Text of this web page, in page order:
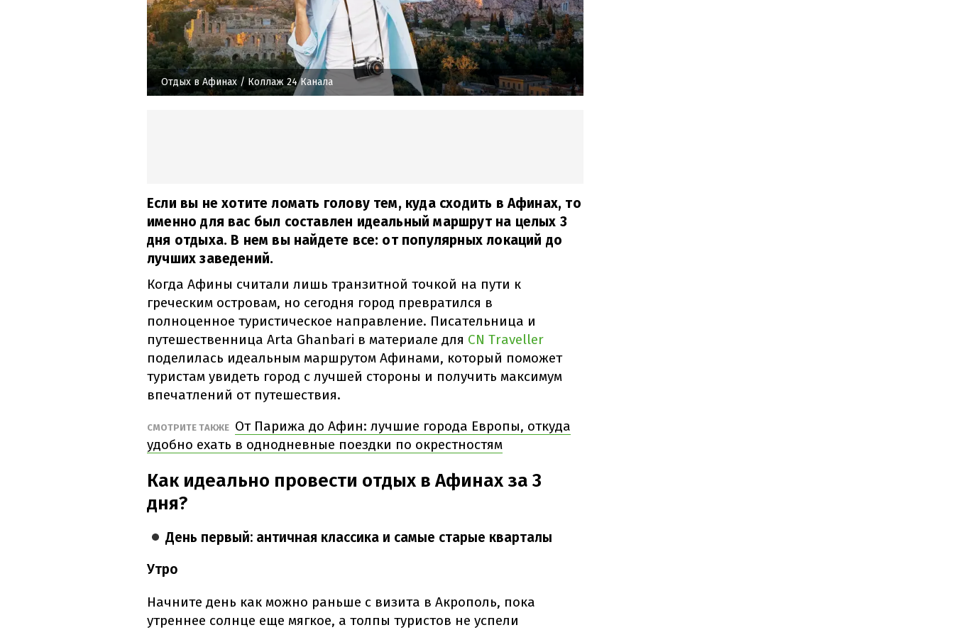
Отдых в Афинах / Коллаж 24 Канала
Если вы не хотите ломать голову тем, куда сходить в Афинах, то
именно для вас был составлен идеальный маршрут на целых 3
дня отдыха. В нем вы найдете все: от популярных локаций до
лучших заведений.
Когда Афины считали лишь транзитной точкой на пути к
греческим островам, но сегодня город превратился в
полноценное туристическое направление. Писательница и
путешественница Arta Ghanbari в материале для CN Traveller
поделилась идеальным маршрутом Афинами, который поможет
туристам увидеть город с лучшей стороны и получить максимум
впечатлений от путешествия.
СМОТРИТЕ ТАКЖЕ От Парижа до Афин: лучшие города Европы, откуда
удобно ехать в однодневные поездки по окрестностям
Как идеально провести отдых в Афинах за 3
дня?
День первый: античная классика и самые старые кварталы
Утро
Начните день как можно раньше с визита в Акрополь, пока
утреннее солнце еще мягкое, а толпы туристов не успели